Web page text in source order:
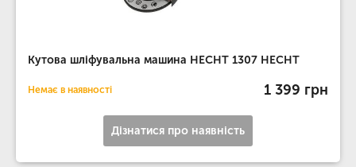
Кутова шліфувальна машина HECHT 1307 HECHT
Немає в наявності 1 399 грн
Дізнатися про наявність